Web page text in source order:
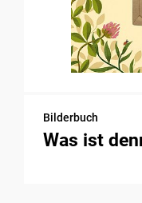
Bilderbuch
Was ist